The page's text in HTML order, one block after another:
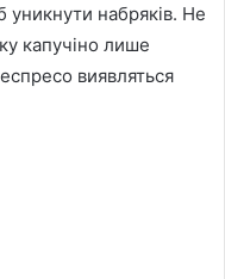
уникнути набряків. Не
капучіно лише
виявляться